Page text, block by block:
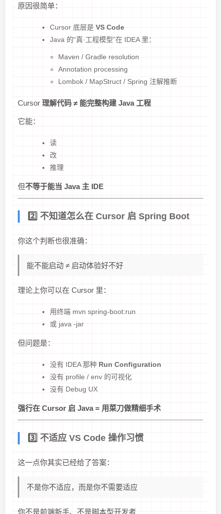
原因很简单：
Cursor 底层是 VS Code
Java 的“真·工程模型”在 IDEA 里：
Maven / Gradle resolution
Annotation processing
Lombok / MapStruct / Spring 注解推断
Cursor 理解代码 ≠ 能完整构建 Java 工程
它能：
读
改
推理
但不等于能当 Java 主 IDE
2️⃣ 不知道怎么在 Cursor 启 Spring Boot
你这个判断也很准确：
能不能启动 ≠ 启动体验好不好
理论上你可以在 Cursor 里：
用终端 mvn spring-boot:run
或 java -jar
但问题是：
没有 IDEA 那种 Run Configuration
没有 profile / env 的可视化
没有 Debug UX
强行在 Cursor 启 Java = 用菜刀做精细手术
3️⃣ 不适应 VS Code 操作习惯
这一点你其实已经给了答案：
不是你不适应，而是你不需要适应
你不是前端新手、不是脚本型开发者